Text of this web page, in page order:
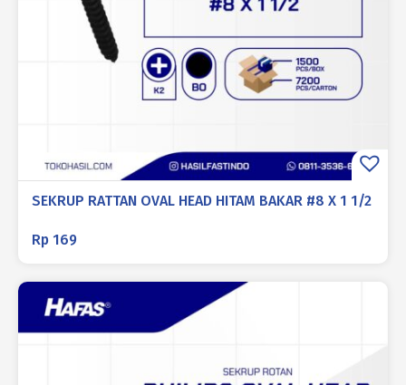
SEKRUP RATTAN OVAL HEAD HITAM BAKAR #8 X 1 1/2
Rp 169